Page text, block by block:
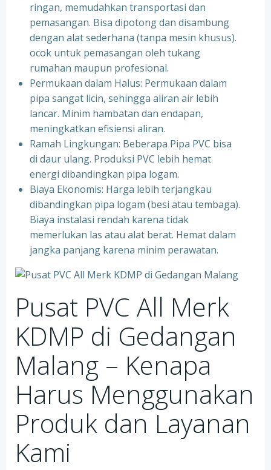
ringan, memudahkan transportasi dan
pemasangan. Bisa dipotong dan disambung
dengan alat sederhana (tanpa mesin khusus).
ocok untuk pemasangan oleh tukang
rumahan maupun profesional.
Permukaan dalam Halus: Permukaan dalam
pipa sangat licin, sehingga aliran air lebih
lancar. Minim hambatan dan endapan,
meningkatkan efisiensi aliran.
Ramah Lingkungan: Beberapa Pipa PVC bisa
di daur ulang. Produksi PVC lebih hemat
energi dibandingkan pipa logam.
Biaya Ekonomis: Harga lebih terjangkau
dibandingkan pipa logam (besi atau tembaga).
Biaya instalasi rendah karena tidak
memerlukan las atau alat berat. Hemat dalam
jangka panjang karena minim perawatan.
Pusat PVC All Merk
KDMP di Gedangan
Malang – Kenapa
Harus Menggunakan
Produk dan Layanan
Kami